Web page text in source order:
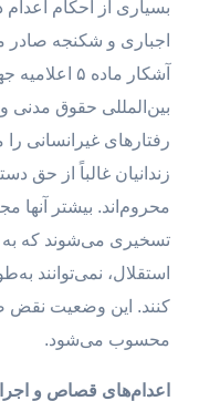
بسیاری از احکام
اجباری و شکنجه
بین‌المللی حقوق
رفتارهای غیرانسانی
زندانیان غالباً از حق
محروم‌اند. بیشتر آنها
تسخیری می‌شوند که
استقلال، نمی‌توانند
کنند. این وضعیت نقض
محسوب می‌شود.
اعدام‌های قصاص و